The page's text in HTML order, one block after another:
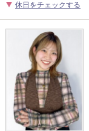
休日をチェックする